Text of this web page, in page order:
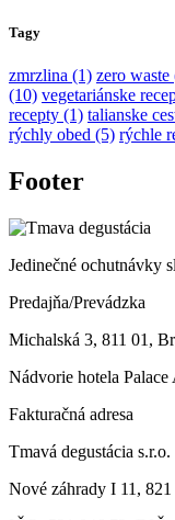
Tagy
zmrzlina (1) zero waste
(10) vegetariánske
recepty (1) talianske
rýchly obed (5) rýchle
Footer
Jedinečné ochutnávky
Predajňa/Prevádzka
Michalská 3, 811 01,
Nádvorie hotela Palace
Fakturačná adresa
Tmavá degustácia s.r.o.
Nové záhrady I 11,